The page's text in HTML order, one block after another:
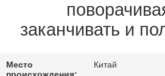
ЗАПРОСИТЕ
ЦИТАТУ
заканчивать и
Место
Китай